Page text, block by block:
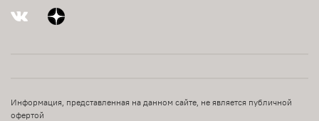
Информация, представленная на данном сайте, не является публичной
офертой